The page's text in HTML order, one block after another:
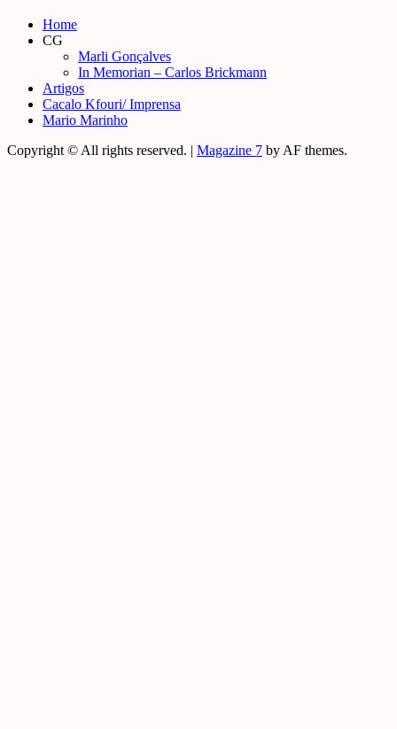
Home
CG
Marli Gonçalves
In Memorian – Carlos Brickmann
Artigos
Cacalo Kfouri/ Imprensa
Mario Marinho
Copyright © All rights reserved. | Magazine 7 by AF themes.